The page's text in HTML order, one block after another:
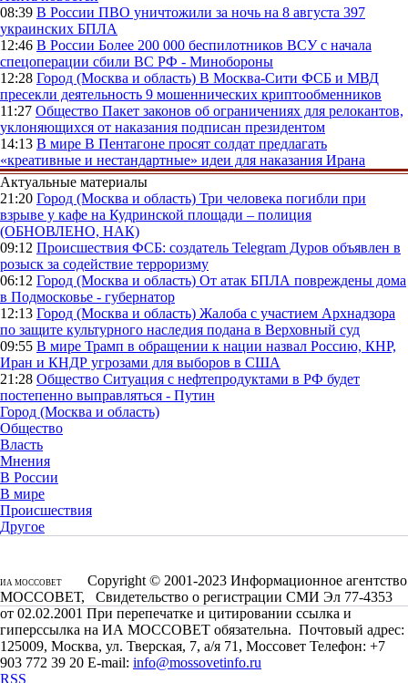
08:39 В России ПВО уничтожили за ночь на 8 августа 397
украинских БПЛА
12:46 В России Более 200 000 беспилотников ВСУ с начала
спецоперации сбили ВС РФ - Минобороны
12:28 Город (Москва и область) В Москва-Сити ФСБ и МВД
пресекли деятельность 9 мошеннических криптообменников
11:27 Общество Пакет законов об ограничениях для релокантов,
уклоняющихся от наказания подписан президентом
14:13 В мире В Пентагоне просят солдат предлагать
«креативные и нестандартные» идеи для наказания Ирана
Актуальные материалы
21:20 Город (Москва и область) Три человека погибли при
взрыве у кафе на Кудринской площади – полиция
(ОБНОВЛЕНО, НАК)
09:12 Происшествия ФСБ: создатель Telegram Дуров объявлен в
розыск за содействие терроризму
06:12 Город (Москва и область) От атак БПЛА повреждены дома
в Подмосковье - губернатор
12:13 Город (Москва и область) Жалоба с участием Архнадзора
по защите культурного наследия подана в Верховный суд
09:55 В мире Трамп в обращении к нации назвал Россию, КНР,
Иран и КНДР угрозами для выборов в США
21:28 Общество Ситуация с нефтепродуктами в РФ будет
постепенно выправляться - Путин
Город (Москва и область)
Общество
Власть
Мнения
В России
В мире
Происшествия
Другое
ИА МОССОВЕТ
Copyright © 2001-2023 Информационное агентство
МОССОВЕТ, Свидетельство о регистрации СМИ Эл 77-4353
от 02.02.2001 При перепечатке и цитировании ссылка и
гиперссылка на ИА МОССОВЕТ обязательна. Почтовый адрес:
125009, Москва, ул. Тверская, 7, а/я 71, Моссовет Телефон: +7
903 772 39 20 E-mail: info@mossovetinfo.ru
RSS